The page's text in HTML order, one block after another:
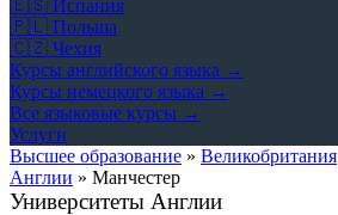
🇪🇸 Испания
🇵🇱 Польша
🇨🇿 Чехия
Курсы английского языка →
Курсы немецкого языка →
Все языковые курсы →
Услуги
Высшее образование » Великобритания
Англии » Манчестер
Университеты Англии